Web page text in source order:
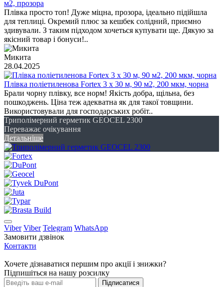
м2, прозора
Плівка просто топ! Дуже міцна, прозора, ідеально підійшла
для теплиці. Окремий плюс за кешбек солідний, приємно
здивували. З таким підходом хочеться купувати ще. Дякую за
якісний товар і бонуси!..
Микита
28.04.2025
Плівка поліетиленова Fortex 3 х 30 м, 90 м2, 200 мкм, чорна
Брали чорну плівку, все норм! Якість добра, щільна, без
пошкоджень. Ціна теж адекватна як для такої товщини.
Використовували для господарських робіт..
Триполімерний герметик GEOCEL 2300
Переважає очікування
Детальніше
Viber Viber Telegram WhatsApp
Замовити дзвінок
Контакти
Хочете дізнаватися першим про акції і знижки?
Підпишіться на нашу розсилку
Підписатися